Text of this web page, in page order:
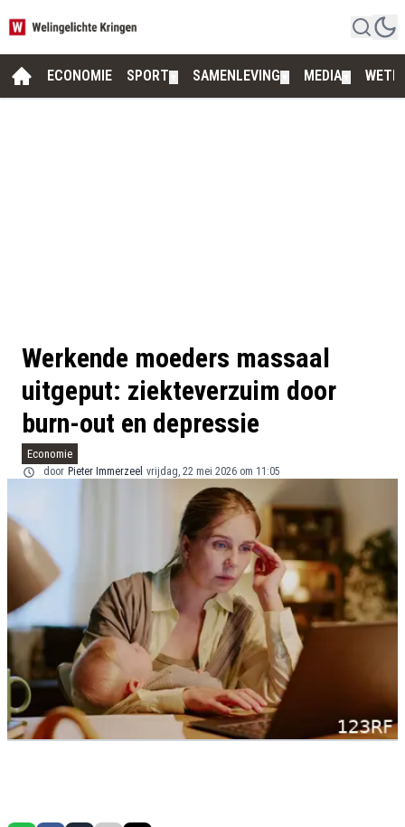
ECONOMIE SPORT SAMENLEVING MEDIA
Werkende moeders massaal
uitgeput: ziekteverzuim door
burn-out en depressie
Economie
door Pieter Immerzeel vrijdag, 22 mei 2026 om 11:05